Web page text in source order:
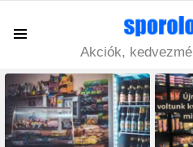
Akciók,
LATEST
STORIES